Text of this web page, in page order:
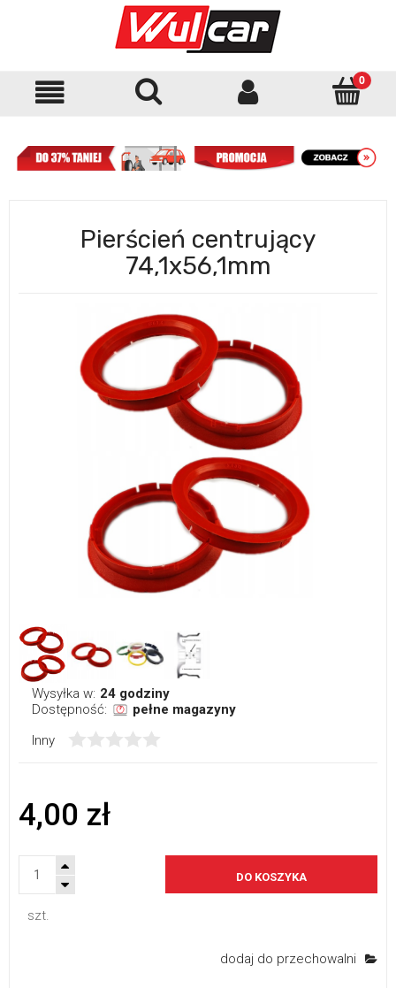
Pierścień centrujący
74,1x56,1mm
Wysyłka w: 24 godziny
Dostępność:
pełne magazyny
Inny
4,00 zł
szt.
DO KOSZYKA
dodaj do przechowalni